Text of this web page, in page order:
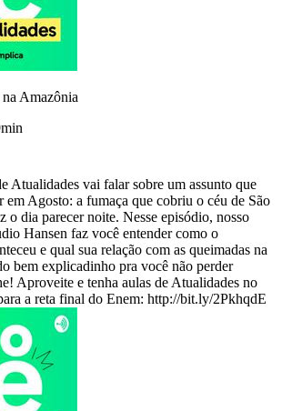
Amazônia
Atualidades vai falar sobre um assunto que
em Agosto: a fumaça que cobriu o céu de São
o dia parecer noite. Nesse episódio, nosso
Hansen faz você entender como o
e qual sua relação com as queimadas na
bem explicadinho pra você não perder
Aproveite e tenha aulas de Atualidades no
a reta final do Enem: http://bit.ly/2PkhqdE